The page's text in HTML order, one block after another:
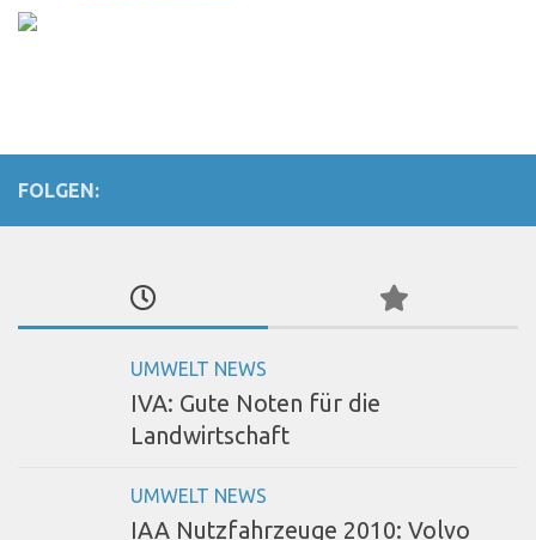
FOLGEN:
UMWELT NEWS
IVA: Gute Noten für die
Landwirtschaft
UMWELT NEWS
IAA Nutzfahrzeuge 2010: Volvo